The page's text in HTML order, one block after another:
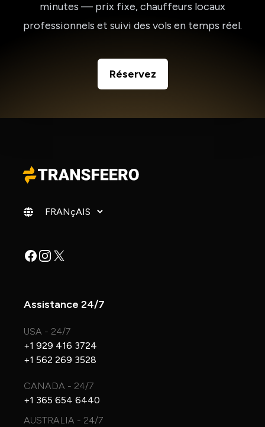
minutes — prix fixe, chauffeurs locaux
professionnels et suivi des vols en temps réel.
Réservez
Changer de langue
Facebook
Instagram
X
Assistance 24/7
USA - 24/7
+1 929 416 3724
+1 562 269 3528
CANADA - 24/7
+1 365 654 6440
AUSTRALIA - 24/7